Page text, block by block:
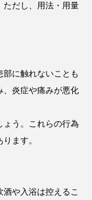
ただし、用法・用量
に触れないことも
、炎症や痛みが悪化
ょう。これらの行為
ます。
や入浴は控えるこ